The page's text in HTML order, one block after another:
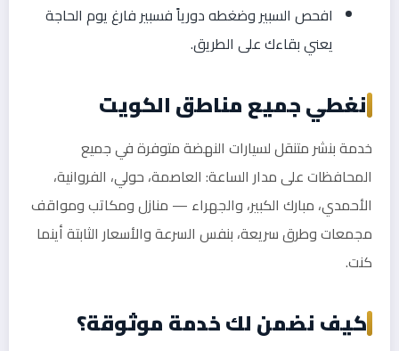
افحص السبير وضغطه دورياً فسبير فارغ يوم الحاجة
يعني بقاءك على الطريق.
نغطي جميع مناطق الكويت
خدمة بنشر متنقل لسيارات النهضة متوفرة في جميع
المحافظات على مدار الساعة: العاصمة، حولي، الفروانية،
الأحمدي، مبارك الكبير، والجهراء — منازل ومكاتب ومواقف
مجمعات وطرق سريعة، بنفس السرعة والأسعار الثابتة أينما
كنت.
كيف نضمن لك خدمة موثوقة؟